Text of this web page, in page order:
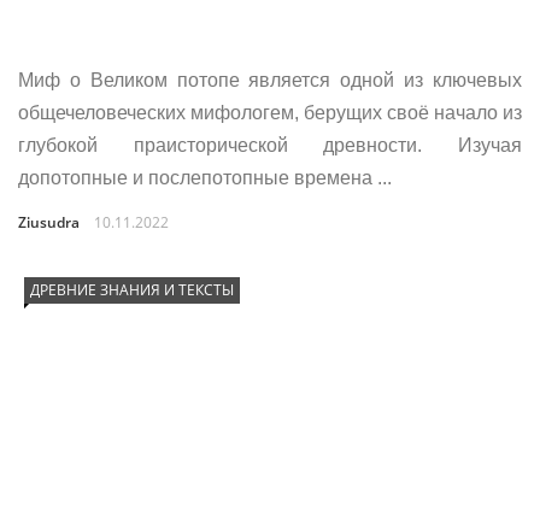
Миф о Великом потопе является одной из ключевых
общечеловеческих мифологем, берущих своё начало из
глубокой праисторической древности. Изучая
допотопные и послепотопные времена ...
Ziusudra 10.11.2022
ДРЕВНИЕ ЗНАНИЯ И ТЕКСТЫ